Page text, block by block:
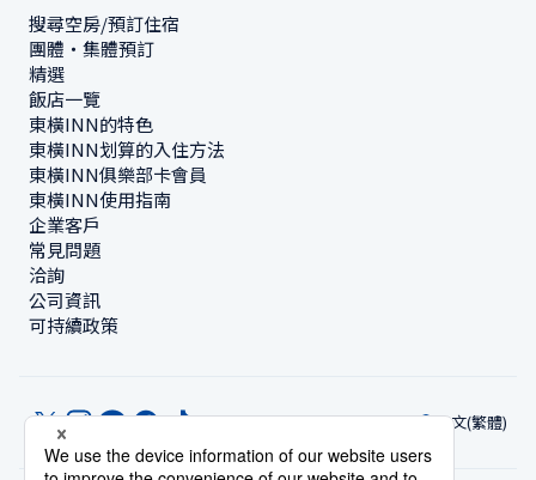
搜尋空房/預訂住宿
團體・集體預訂
精選
飯店一覽
東橫INN的特色
東橫INN划算的入住方法
東橫INN俱樂部卡會員
東橫INN使用指南
企業客戶
常見問題
洽詢
公司資訊
可持續政策
中文(繁體)